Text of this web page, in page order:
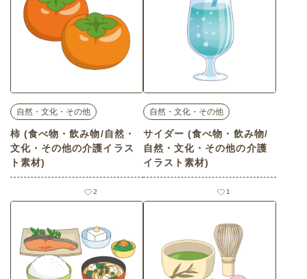
自然・文化・その他
柿 (食べ物・飲み物/自然・
文化・その他の介護イラス
ト素材)
2
自然・文化・その他
サイダー (食べ物・飲み物/
自然・文化・その他の介護
イラスト素材)
1